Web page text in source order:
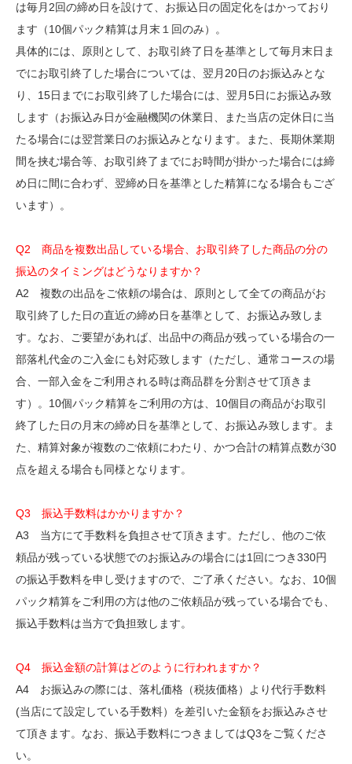
は毎月2回の締め日を設けて、お振込日の固定化をはかっており
ます（10個パック精算は月末１回のみ）。
具体的には、原則として、お取引終了日を基準として毎月末日ま
でにお取引終了した場合については、翌月20日のお振込みとな
り、15日までにお取引終了した場合には、翌月5日にお振込み致
します（お振込み日が金融機関の休業日、また当店の定休日に当
たる場合には翌営業日のお振込みとなります。また、長期休業期
間を挟む場合等、お取引終了までにお時間が掛かった場合には締
め日に間に合わず、翌締め日を基準とした精算になる場合もござ
います）。
Q2 商品を複数出品している場合、お取引終了した商品の分の
振込のタイミングはどうなりますか？
A2 複数の出品をご依頼の場合は、原則として全ての商品がお
取引終了した日の直近の締め日を基準として、お振込み致しま
す。なお、ご要望があれば、出品中の商品が残っている場合の一
部落札代金のご入金にも対応致します（ただし、通常コースの場
合、一部入金をご利用される時は商品群を分割させて頂きま
す）。10個パック精算をご利用の方は、10個目の商品がお取引
終了した日の月末の締め日を基準として、お振込み致します。ま
た、精算対象が複数のご依頼にわたり、かつ合計の精算点数が30
点を超える場合も同様となります。
Q3 振込手数料はかかりますか？
A3 当方にて手数料を負担させて頂きます。ただし、他のご依
頼品が残っている状態でのお振込みの場合には1回につき330円
の振込手数料を申し受けますので、ご了承ください。なお、10個
パック精算をご利用の方は他のご依頼品が残っている場合でも、
振込手数料は当方で負担致します。
Q4 振込金額の計算はどのように行われますか？
A4 お振込みの際には、落札価格（税抜価格）より代行手数料
(当店にて設定している手数料）を差引いた金額をお振込みさせ
て頂きます。なお、振込手数料につきましてはQ3をご覧くださ
い。